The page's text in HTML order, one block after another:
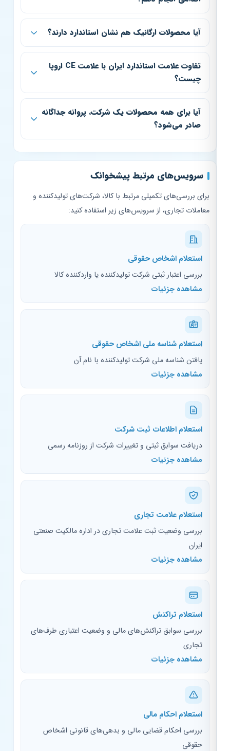
آیا محصولات ارگانیک هم نشان استاندارد دارند؟
تفاوت علامت استاندارد ایران با علامت CE اروپا
چیست؟
آیا برای همه محصولات یک شرکت، پروانه جداگانه
صادر می‌شود؟
سرویس‌های مرتبط پیشخوانک
برای بررسی‌های تکمیلی مرتبط با کالا، شرکت‌های تولیدکننده و
معاملات تجاری، از سرویس‌های زیر استفاده کنید:
استعلام اشخاص حقوقی
بررسی اعتبار ثبتی شرکت تولیدکننده یا واردکننده کالا
مشاهده جزئیات
استعلام شناسه ملی اشخاص حقوقی
یافتن شناسه ملی شرکت تولیدکننده با نام آن
مشاهده جزئیات
استعلام اطلاعات ثبت شرکت
دریافت سوابق ثبتی و تغییرات شرکت از روزنامه رسمی
مشاهده جزئیات
استعلام علامت تجاری
بررسی وضعیت ثبت علامت تجاری در اداره مالکیت صنعتی
مشاهده جزئیات
استعلام تراکنش
بررسی سوابق تراکنش‌های مالی و وضعیت اعتباری طرف‌های
تجاری
مشاهده جزئیات
استعلام احکام مالی
بررسی احکام قضایی مالی و بدهی‌های قانونی اشخاص
حقوقی